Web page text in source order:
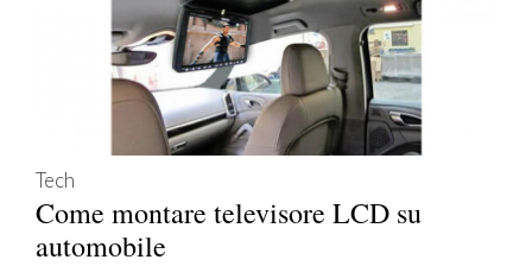
Tech
Come montare televisore LCD su
automobile